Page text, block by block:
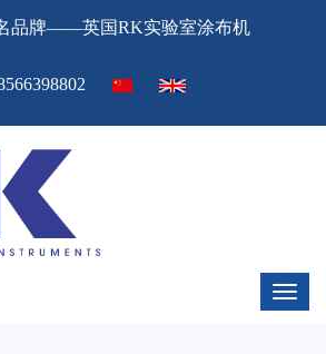
品牌——英国RK实验室涂布机